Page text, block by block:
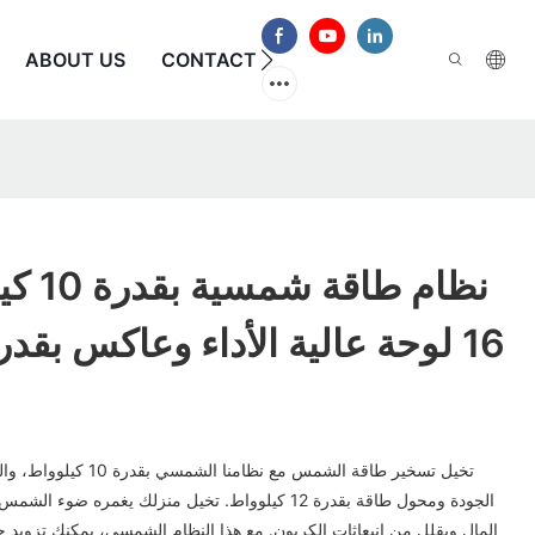
ABOUT US CONTACT US الأسئلة الشائعة
16 لوحة عالية الأداء وعاكس بقدرة 12 كيلوواط
الجودة ومحول طاقة بقدرة 12 كيلوواط. تخيل منزلك
المال ويقلل من انبعاثات الكربون. مع هذا النظام الشمسي، يمكنك تزويد